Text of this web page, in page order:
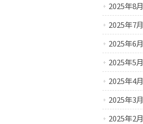
2025年8月
2025年7月
2025年6月
2025年5月
2025年4月
2025年3月
2025年2月